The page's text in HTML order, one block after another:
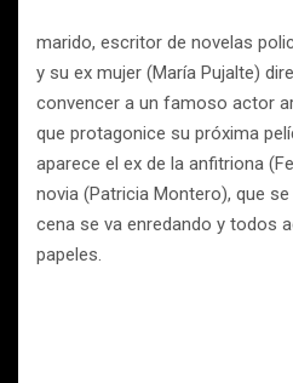
marido, escritor de novelas
y su ex mujer (María Pujalte)
convencer a un famoso actor
que protagonice su próxima
aparece el ex de la anfitriona
novia (Patricia Montero), que
cena se va enredando y todos
papeles.